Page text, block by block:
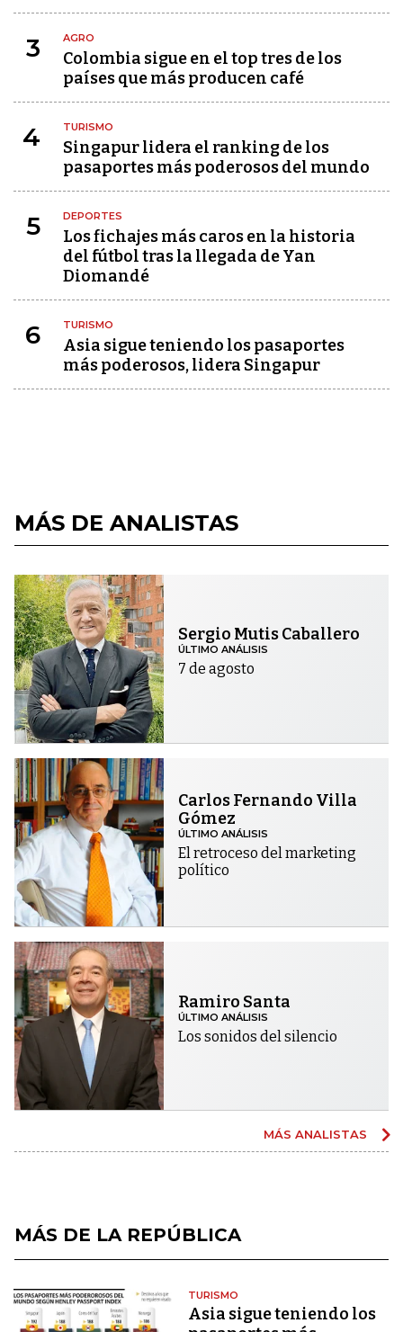
3 AGRO
Colombia sigue en el top tres de los
países que más producen café
4 TURISMO
Singapur lidera el ranking de los
pasaportes más poderosos del mundo
5 DEPORTES
Los fichajes más caros en la historia
del fútbol tras la llegada de Yan
Diomandé
6 TURISMO
Asia sigue teniendo los pasaportes
más poderosos, lidera Singapur
MÁS DE ANALISTAS
Sergio Mutis Caballero
ÚLTIMO ANÁLISIS
7 de agosto
Carlos Fernando Villa
Gómez
ÚLTIMO ANÁLISIS
El retroceso del marketing
político
Ramiro Santa
ÚLTIMO ANÁLISIS
Los sonidos del silencio
MÁS ANALISTAS
MÁS DE LA REPÚBLICA
TURISMO
Asia sigue teniendo los